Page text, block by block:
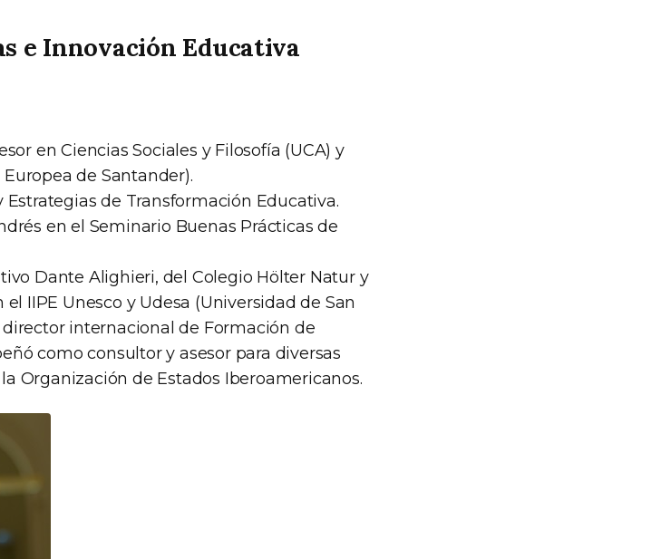
e Innovación Educativa
en Ciencias Sociales y Filosofía (UCA) y
de Santander).
de Transformación Educativa.
en el Seminario Buenas Prácticas de
Dante Alighieri, del Colegio Hölter Natur y
IIPE Unesco y Udesa (Universidad de San
internacional de Formación de
como consultor y asesor para diversas
Organización de Estados Iberoamericanos.